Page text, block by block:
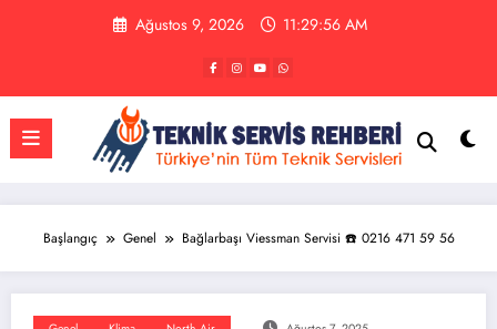
Ağustos 9, 2026 11:29:57 AM
Başlangıç Genel Bağlarbaşı Viessman Servisi ☎️ 0216 471 59 56